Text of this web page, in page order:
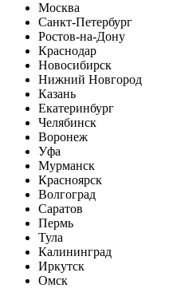
Москва
Санкт-Петербург
Ростов-на-Дону
Краснодар
Новосибирск
Нижний Новгород
Казань
Екатеринбург
Челябинск
Воронеж
Уфа
Мурманск
Красноярск
Волгоград
Саратов
Пермь
Тула
Калининград
Иркутск
Омск